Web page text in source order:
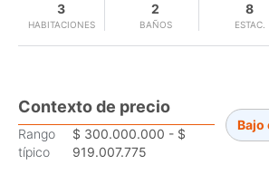
HABITACIONES
3
BAÑOS
2
ESTAC.
8
Contexto de precio
Rango
típico
$ 300.000.000 - $
919.007.775
Bajo